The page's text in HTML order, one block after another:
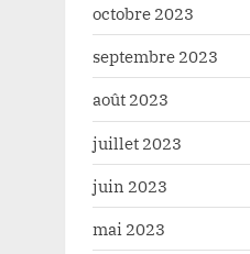
octobre 2023
septembre 2023
août 2023
juillet 2023
juin 2023
mai 2023